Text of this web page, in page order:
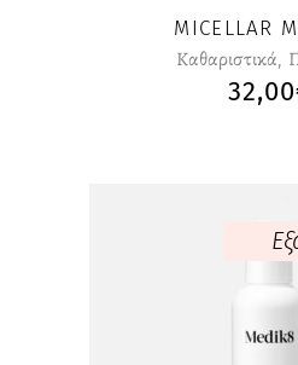
να
στη
MICELLAR
Καθαριστικά,
32,00